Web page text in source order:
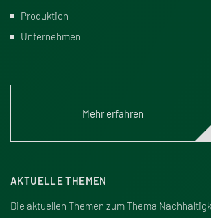
Produktion
Unternehmen
Mehr erfahren
AKTUELLE THEMEN
Die aktuellen Themen zum Thema